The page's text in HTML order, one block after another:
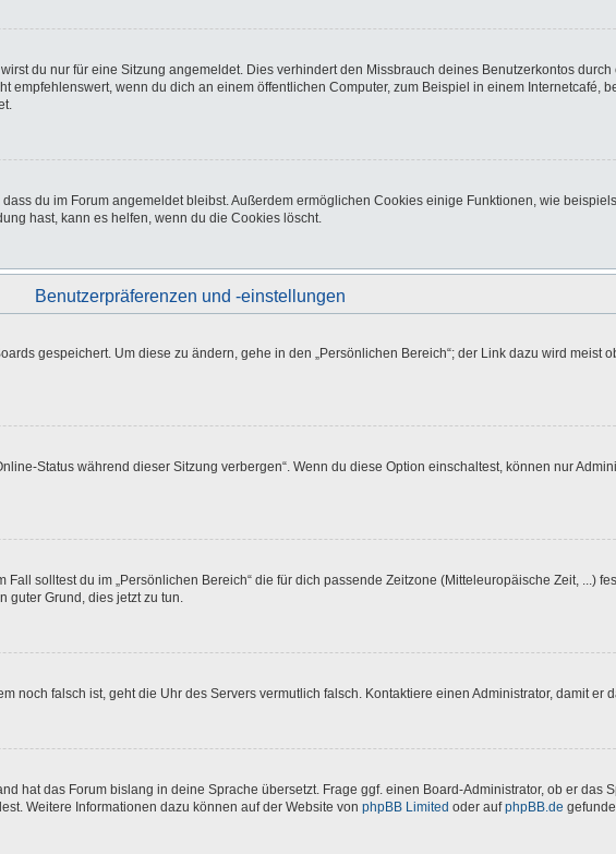
du nur für eine Sitzung angemeldet. Dies verhindert den Missbrauch deines Benutzerkontos
empfehlenswert, wenn du dich an einem öffentlichen Computer, zum Beispiel in einem Internetcafé,
du im Forum angemeldet bleibst. Außerdem ermöglichen Cookies einige Funktionen, wie
hast, kann es helfen, wenn du die Cookies löscht.
Benutzerpräferenzen und -einstellungen
gespeichert. Um diese zu ändern, gehe in den „Persönlichen Bereich“; der Link dazu wird meist
Status während dieser Sitzung verbergen“. Wenn du diese Option einschaltest, können nur
solltest du im „Persönlichen Bereich“ die für dich passende Zeitzone (Mitteleuropäische Zeit, ...)
guter Grund, dies jetzt zu tun.
noch falsch ist, geht die Uhr des Servers vermutlich falsch. Kontaktiere einen Administrator, damit er
hat das Forum bislang in deine Sprache übersetzt. Frage ggf. einen Board-Administrator, ob er das
Weitere Informationen dazu können auf der Website von phpBB Limited oder aufphpBB.de